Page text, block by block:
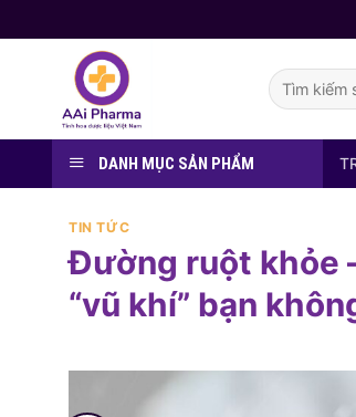
to
Tìm
kiếm:
DANH MỤC SẢN PHẨM
TIN TỨC
Đường ruột khỏe
“vũ khí” bạn